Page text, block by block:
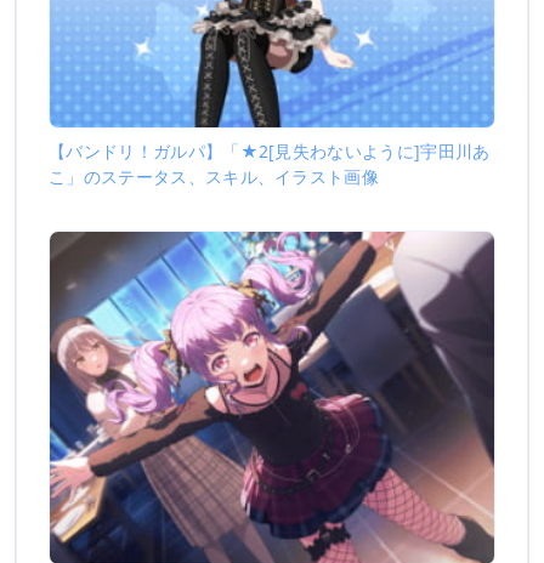
【バンドリ！ガルパ】「★2[見失わないように]宇田川あ
こ」のステータス、スキル、イラスト画像